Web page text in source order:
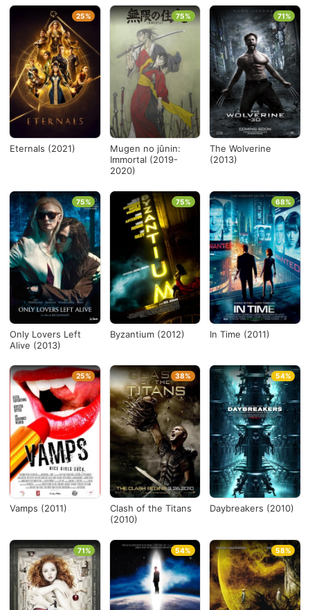
×
Todo
Géneros
Países
Ver todo
FECHA DE ESTRENO
PUNTAJE PROMEDIO
Eternals (2021)
25%
Mugen no jûnin:
Immortal (2019-
2020)
75%
The Wolverine
(2013)
71%
Only Lovers Left
Alive (2013)
75%
Byzantium (2012)
75%
In Time (2011)
68%
Vamps (2011)
25%
Clash of the Titans
(2010)
38%
Daybreakers (2010)
54%
71% 54% 58%